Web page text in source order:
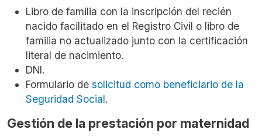
Libro de familia con la inscripción del recién
nacido facilitado en el Registro Civil o libro de
familia no actualizado junto con la certificación
literal de nacimiento.
DNI.
Formulario de solicitud como beneficiario de la
Seguridad Social.
Gestión de la prestación por maternidad